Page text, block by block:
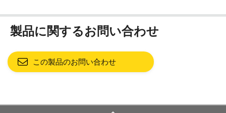
製品に関するお問い合わせ
この製品のお問い合わせ